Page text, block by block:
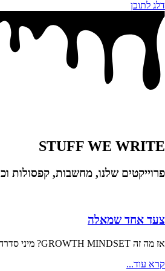
דלג לתוכן
STUFF WE WRITE
פרוייקטים שלנו, מחשבות, קפסולות
צעד אחד שמאלה
אז מה זה GROWTH MINDSET? מיני סדרה ב-8 פרקים שתנסה לשבור קצת את ה״באזזוורד״ ולתת
קרא עוד...